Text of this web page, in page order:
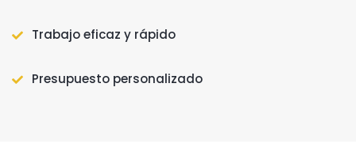
Trabajo eficaz y rápido
Presupuesto personalizado